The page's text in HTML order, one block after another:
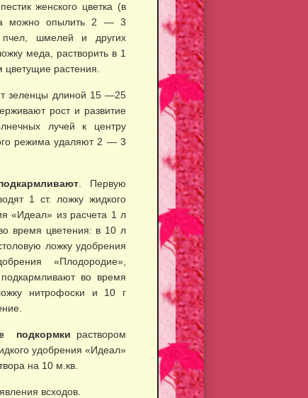
женского цветка (в
можно опылить 2 — 3
пчел, шмелей и других
меда, растворить в 1
растения.
зеленцы длиной 15 —25
рост и развитие
лучей к центру
режима удаляют 2 — 3
. Первую
1 ст. ложку жидкого
«Идеал» из расчета 1 л
время цветения: в 10 л
ложку удобрения
«Плодородие»,
во время
нитрофоски и 10 г
подкормки раствором
удобрения «Идеал»
на 10 м.кв.
всходов.